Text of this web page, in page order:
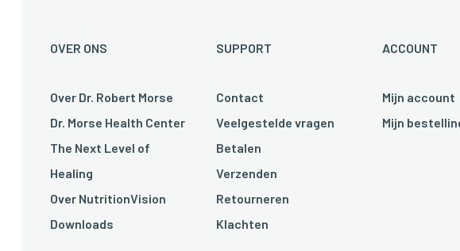
OVER ONS
Over Dr. Robert Morse
Dr. Morse Health Center
The Next Level of
Healing
Over NutritionVision
Downloads
SUPPORT
Contact
Veelgestelde vragen
Betalen
Verzenden
Retourneren
Klachten
ACCOUNT
Mijn account
Mijn